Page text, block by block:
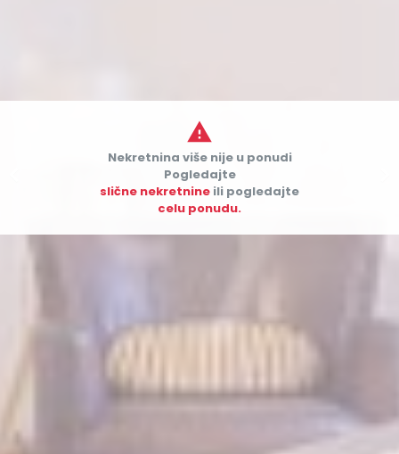

Nekretnina više nije u ponudi
Pogledajte
slične nekretnine ili pogledajte
celu ponudu.